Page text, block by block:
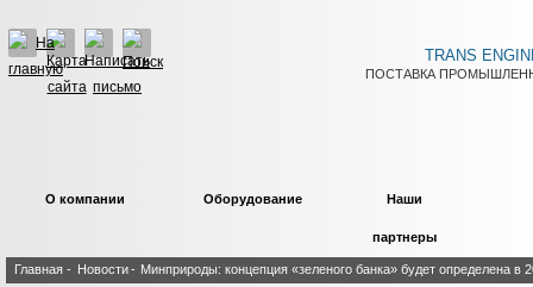
TRANS
ПОСТАВКА
О компании Оборудование Наши
партнеры
Главная - Новости-Минприроды: концепция «зеленого банка» будет определена в